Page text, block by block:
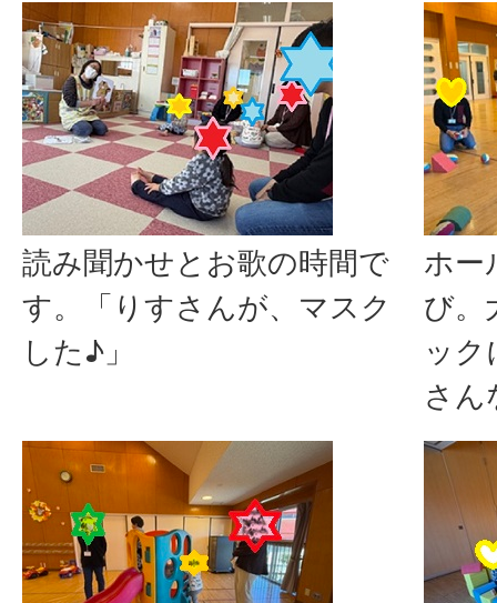
読み聞かせとお歌の時間で
す。「りすさんが、マスク
した♪」
ホー
び。
ック
さん